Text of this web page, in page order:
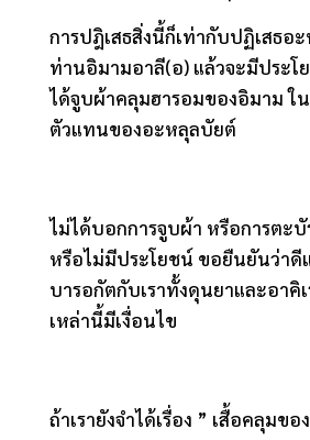
การปฎิเสธสิ่งนี้ก็เท่ากับปฏิเสธอ
ท่านอิมามอาลี(อ) แล้วจะมีประโ
ได้จูบผ้าคลุมฮารอมของอิมาม ใน
ตัวแทนของอะหลุลบัยต์
ไม่ได้บอกการจูบผ้า หรือการตะ
หรือไม่มีประโยชน์ ขอยืนยันว่าดี
บารอกัตกับเราทั้งดุนยาและอาคิ
เหล่านี้มีเงื่อนไข
ถ้าเรายังจำได้เรื่อง ” เสื้อคลุมข